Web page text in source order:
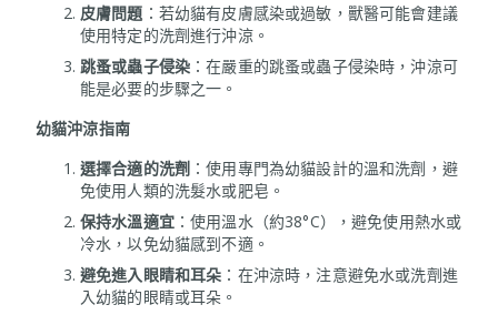
皮膚問題 ：若幼貓有皮膚感染或過敏，獸醫可能會建議
使用特定的洗劑進行沖涼。
跳蚤或蟲子侵染 ：在嚴重的跳蚤或蟲子侵染時，沖涼可
能是必要的步驟之一。
幼貓沖涼指南
選擇合適的洗劑 ：使用專門為幼貓設計的溫和洗劑，避
免使用人類的洗髮水或肥皂。
保持水溫適宜：使用溫水（約38°C），避免使用熱水或
冷水，以免幼貓感到不適。
避免進入眼睛和耳朵 ：在沖涼時，注意避免水或洗劑進
入幼貓的眼睛或耳朵。